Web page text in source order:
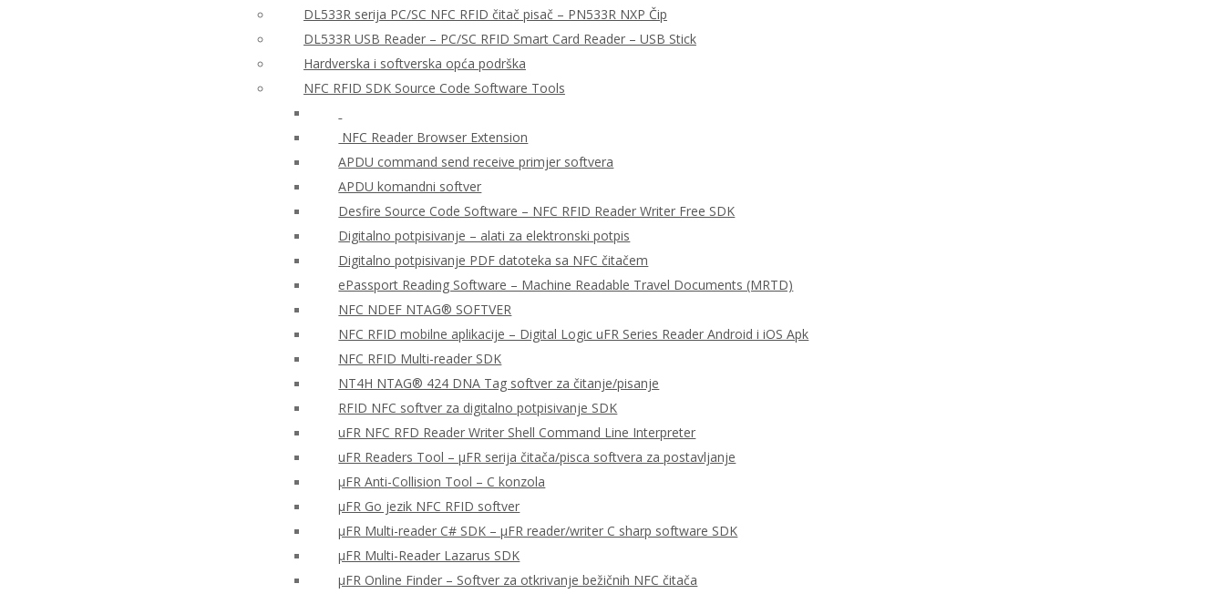
DL533R serija PC/SC NFC RFID čitač pisač – PN533R NXP Čip
DL533R USB Reader – PC/SC RFID Smart Card Reader – USB Stick
Hardverska i softverska opća podrška
NFC RFID SDK Source Code Software Tools
NFC Reader Browser Extension
APDU command send receive primjer softvera
APDU komandni softver
Desfire Source Code Software – NFC RFID Reader Writer Free SDK
Digitalno potpisivanje – alati za elektronski potpis
Digitalno potpisivanje PDF datoteka sa NFC čitačem
ePassport Reading Software – Machine Readable Travel Documents (MRTD)
NFC NDEF NTAG® SOFTVER
NFC RFID mobilne aplikacije – Digital Logic uFR Series Reader Android i iOS Apk
NFC RFID Multi-reader SDK
NT4H NTAG® 424 DNA Tag softver za čitanje/pisanje
RFID NFC softver za digitalno potpisivanje SDK
uFR NFC RFD Reader Writer Shell Command Line Interpreter
uFR Readers Tool – μFR serija čitača/pisca softvera za postavljanje
μFR Anti-Collision Tool – C konzola
μFR Go jezik NFC RFID softver
μFR Multi-reader C# SDK – μFR reader/writer C sharp software SDK
μFR Multi-Reader Lazarus SDK
μFR Online Finder – Softver za otkrivanje bežičnih NFC čitača